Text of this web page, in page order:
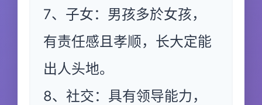
7、子女：男孩多於女孩，
有责任感且孝顺，长大定能
出人头地。
8、社交：具有领导能力，